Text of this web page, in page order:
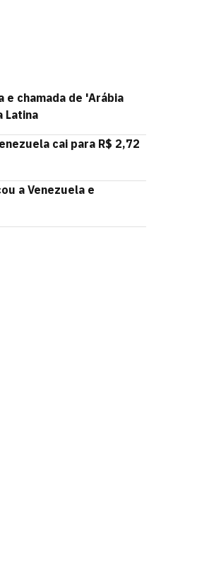
e chamada de 'Arábia
Latina
cai para R$ 2,72
a Venezuela e